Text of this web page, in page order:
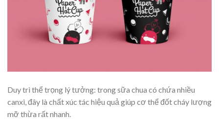
Duy trì thể trọng lý tưởng: trong sữa chua có chứa nhiều
canxi, đây là chất xúc tác hiệu quả giúp cơ thể đốt cháy lượng
mỡ thừa rất nhanh.